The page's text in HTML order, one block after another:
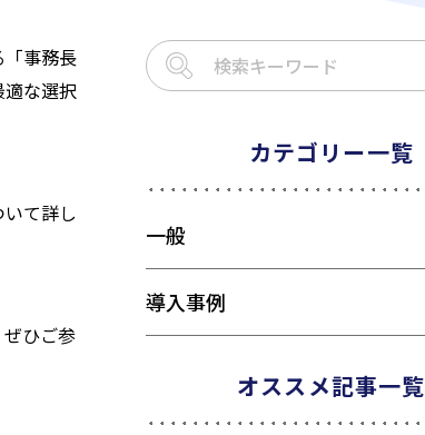
事務長
な選択
て詳し
ひご参
カテゴリー一覧
一般
導入事例
オススメ記事一覧